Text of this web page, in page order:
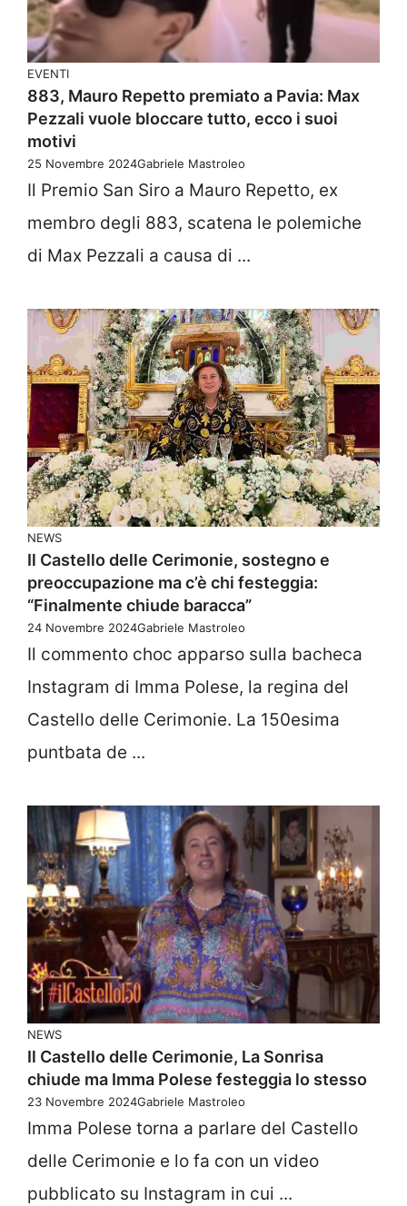
EVENTI
883, Mauro Repetto premiato a Pavia: Max
Pezzali vuole bloccare tutto, ecco i suoi
motivi
25 Novembre 2024Gabriele Mastroleo
Il Premio San Siro a Mauro Repetto, ex
membro degli 883, scatena le polemiche
di Max Pezzali a causa di ...
NEWS
Il Castello delle Cerimonie, sostegno e
preoccupazione ma c’è chi festeggia:
“Finalmente chiude baracca”
24 Novembre 2024Gabriele Mastroleo
Il commento choc apparso sulla bacheca
Instagram di Imma Polese, la regina del
Castello delle Cerimonie. La 150esima
puntbata de ...
NEWS
Il Castello delle Cerimonie, La Sonrisa
chiude ma Imma Polese festeggia lo stesso
23 Novembre 2024Gabriele Mastroleo
Imma Polese torna a parlare del Castello
delle Cerimonie e lo fa con un video
pubblicato su Instagram in cui ...